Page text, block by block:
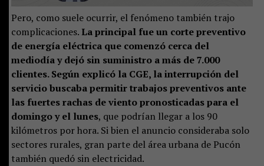
Pero, como suele ocurrir, el fenómeno también trajo
complicaciones. La principal fue un corte preventivo
de energía eléctrica que comenzó cerca del
mediodía y dejó sin suministro a más de 7.000
clientes. Según explicó la CGE, la interrupción del
servicio buscaba permitir trabajos preventivos ante
las fuertes rachas de viento pronosticadas para el
domingo y el lunes, que podrían llegar a los 90
kilómetros por hora. Si bien el anuncio consideraba solo
sectores rurales, gran parte del área urbana de Pucón
también quedó sin electricidad.